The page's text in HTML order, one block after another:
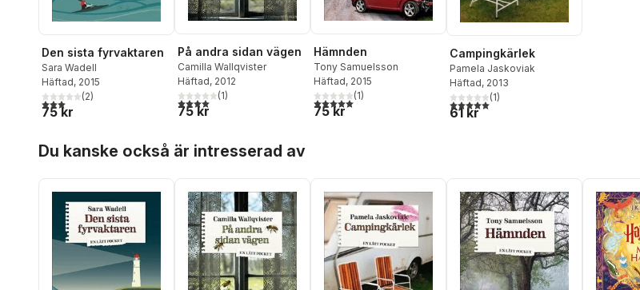
Den sista fyrvaktaren
Sara Wadell
Häftad, 2015
3,0utav 5 stjärnor. Totalt antal röster:
(2)
75 kr
På andra sidan vägen
Camilla Wallqvister
Häftad, 2012
4,0utav 5 stjärnor. Totalt antal röster:
(1)
75 kr
Hämnden
Tony Samuelsson
Häftad, 2015
5,0utav 5 stjärnor. Totalt antal röster:
(1)
75 kr
Campingkärlek
Pamela Jaskoviak
Häftad, 2013
5,0utav 5 stjärnor. Totalt antal röster:
(1)
61 kr
Du kanske också är intresserad av